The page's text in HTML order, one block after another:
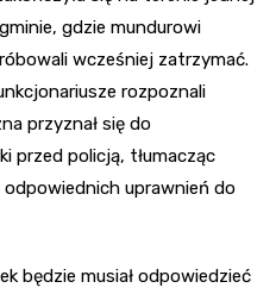
gdzie mundurowi
wcześniej zatrzymać.
rozpoznali
przyznał się do
przed policją, tłumacząc
uprawnień do
będzie musiał odpowiedzieć